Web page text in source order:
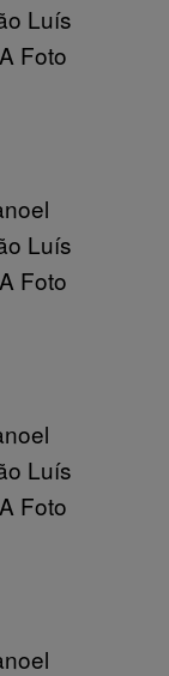
Luís
Foto
Luís
Foto
Luís
Foto